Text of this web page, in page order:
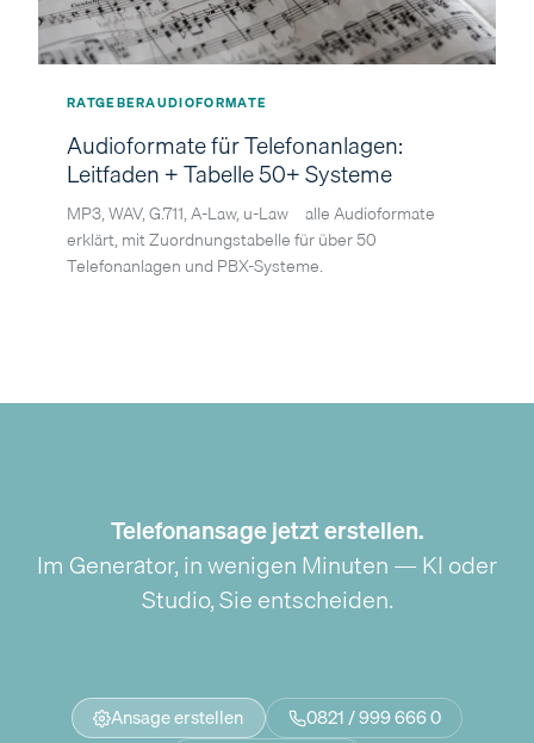
RATGEBERAUDIOFORMATE
Audioformate für Telefonanlagen:
Leitfaden + Tabelle 50+ Systeme
MP3, WAV, G.711, A-Law, u-Law – alle Audioformate
erklärt, mit Zuordnungstabelle für über 50
Telefonanlagen und PBX-Systeme.
Telefonansage jetzt erstellen.
Im Generator, in wenigen Minuten — KI oder
Studio, Sie entscheiden.
Ansage erstellen
0821 / 999 666 0